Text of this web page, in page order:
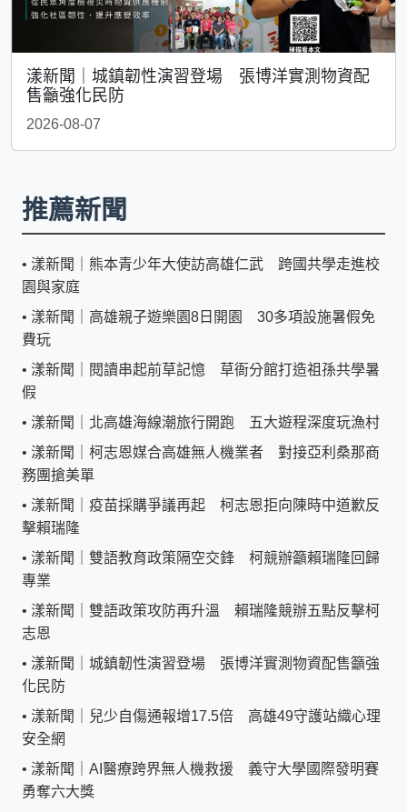
漾新聞｜城鎮韌性演習登場 張博洋實測物資配
售籲強化民防
2026-08-07
推薦新聞
• 漾新聞｜熊本青少年大使訪高雄仁武 跨國共學走進校
園與家庭
• 漾新聞｜高雄親子遊樂園8日開園 30多項設施暑假免
費玩
• 漾新聞｜閱讀串起前草記憶 草衙分館打造祖孫共學暑
假
• 漾新聞｜北高雄海線潮旅行開跑 五大遊程深度玩漁村
• 漾新聞｜柯志恩媒合高雄無人機業者 對接亞利桑那商
務團搶美單
• 漾新聞｜疫苗採購爭議再起 柯志恩拒向陳時中道歉反
擊賴瑞隆
• 漾新聞｜雙語教育政策隔空交鋒 柯競辦籲賴瑞隆回歸
專業
• 漾新聞｜雙語政策攻防再升溫 賴瑞隆競辦五點反擊柯
志恩
• 漾新聞｜城鎮韌性演習登場 張博洋實測物資配售籲強
化民防
• 漾新聞｜兒少自傷通報增17.5倍 高雄49守護站織心理
安全網
• 漾新聞｜AI醫療跨界無人機救援 義守大學國際發明賽
勇奪六大獎